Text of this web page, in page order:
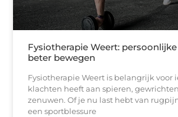
Fysiotherapie Weert:
beter bewegen
Fysiotherapie Weert is belangrijk voor
klachten heeft aan spieren,
zenuwen. Of je nu last hebt van
een sportblessure